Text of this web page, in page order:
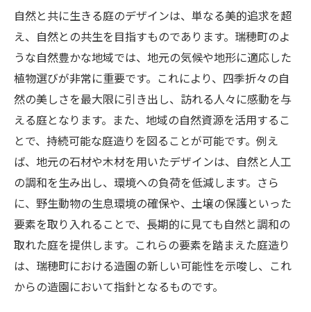
自然と共に生きる庭のデザインは、単なる美的追求を超
え、自然との共生を目指すものであります。瑞穂町のよ
うな自然豊かな地域では、地元の気候や地形に適応した
植物選びが非常に重要です。これにより、四季折々の自
然の美しさを最大限に引き出し、訪れる人々に感動を与
える庭となります。また、地域の自然資源を活用するこ
とで、持続可能な庭造りを図ることが可能です。例え
ば、地元の石材や木材を用いたデザインは、自然と人工
の調和を生み出し、環境への負荷を低減します。さら
に、野生動物の生息環境の確保や、土壌の保護といった
要素を取り入れることで、長期的に見ても自然と調和の
取れた庭を提供します。これらの要素を踏まえた庭造り
は、瑞穂町における造園の新しい可能性を示唆し、これ
からの造園において指針となるものです。